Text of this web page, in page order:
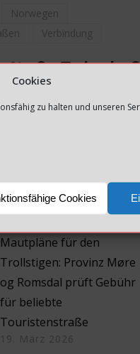
Cookies
zu halten und unseren
Cookies
Norwegen
Verbindung
SEIN
Mautpläne für den
Trollstigen: Provinz Møre
og Romsdal prüft Gebühr
für beliebte
Touristenstraße
19. März 2026